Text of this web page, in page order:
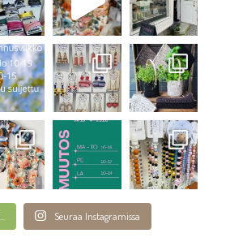
Seuraa Instagramissa